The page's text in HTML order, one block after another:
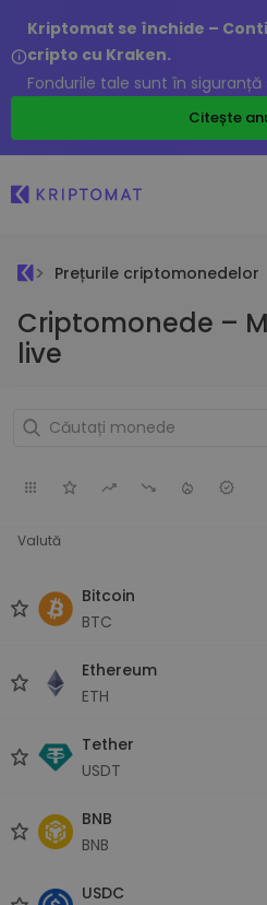
Kriptomat se închide –
cripto cu Kraken.
Fondurile tale sunt în
Citește
Prețurile criptomonedelor
Criptomonede –
live
Valută
Bitcoin
BTC
Ethereum
ETH
Tether
USDT
BNB
BNB
USDC